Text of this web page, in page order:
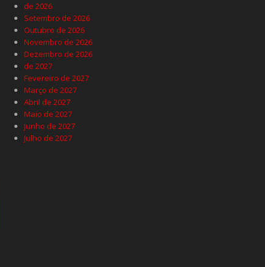
de 2026
Setembro de 2026
Outubro de 2026
Novembro de 2026
Dezembro de 2026
de 2027
Fevereiro de 2027
Março de 2027
Abril de 2027
Maio de 2027
Junho de 2027
Julho de 2027